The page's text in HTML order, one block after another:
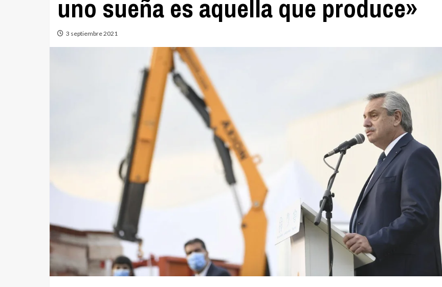
uno sueña es aquella que produce»
3 septiembre 2021